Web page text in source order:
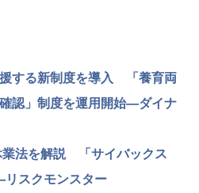
する新制度を導入 「養育両
認」制度を運用開始—ダイナ
法を解説 「サイバックス
スクモンスター